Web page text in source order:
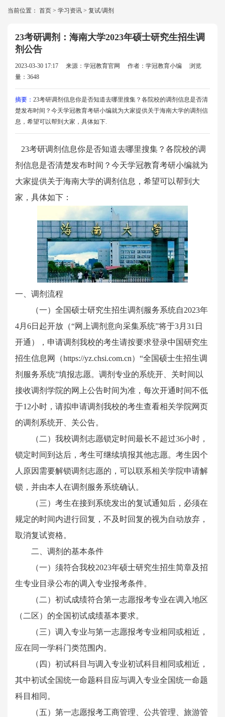
当前位置： 首页 > 学习资讯 > 复试/调剂
23考研调剂：海南大学2023年硕士研究生招生调
剂公告
2023-03-30 17:17 来源：学冠教育官网 作者：学冠教育小编
浏览
量：3648
摘要： 23考研调剂信息你是否知道去哪里搜集？各院校的调剂信息是否清
楚发布时间？今天学冠教育考研小编就为大家提供关于海南大学的调剂信
息，希望可以帮到大家，具体如下.
23考研调剂信息你是否知道去哪里搜集？各院校的调
剂信息是否清楚发布时间？今天学冠教育考研小编就为
大家提供关于海南大学的调剂信息，希望可以帮到大
家，具体如下：
一、调剂流程
（一）全国硕士研究生招生调剂服务系统自2023年
4月6日起开放（“网上调剂意向采集系统”将于3月31日
开通），申请调剂我校的考生请按要求登录中国研究生
招生信息网（https://yz.chsi.com.cn）“全国硕士生招生调
剂服务系统”填报志愿。调剂专业的系统开、关时间以
接收调剂学院的网上公告时间为准，每次开通时间不低
于12小时，请拟申请调剂我校的考生查看相关学院网页
的调剂系统开、关公告。
（二）我校调剂志愿锁定时间最长不超过36小时，
锁定时间到达后，考生可继续填报其他志愿。考生因个
人原因需要解锁调剂志愿的，可以联系相关学院申请解
锁，并由本人在调剂服务系统确认。
（三）考生在接到系统发出的复试通知后，必须在
规定的时间内进行回复，不及时回复的视为自动放弃，
取消复试资格。
二、调剂的基本条件
（一）须符合我校2023年硕士研究生招生简章及招
生专业目录公布的调入专业报考条件。
（二）初试成绩符合第一志愿报考专业在调入地区
（二区）的全国初试成绩基本要求。
（三）调入专业与第一志愿报考专业相同或相近，
应在同一学科门类范围内。
（四）初试科目与调入专业初试科目相同或相近，
其中初试全国统一命题科目应与调入专业全国统一命题
科目相同。
（五）第一志愿报考工商管理、公共管理、旅游管